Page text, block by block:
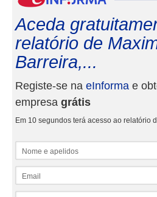
Aceda
relatório de
Barreira,...
Registe-se na eInforma e
empresa grátis
Em 10 segundos terá acesso ao relatório